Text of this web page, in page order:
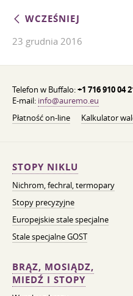
WCZEŚNIEJ
23 grudnia 2016
Telefon w Buffalo:+1 716 910 04
E-mail: info@auremo.eu
Płatność on-line
Kalkulator
STOPY NIKLU
Nichrom, fechral, termopary
Stopy precyzyjne
Europejskie stale specjalne
Stale specjalne GOST
BRĄZ, MOSIĄDZ,
MIEDŹ I STOPY